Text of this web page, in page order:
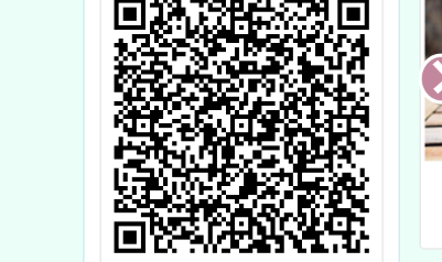
部國民及學前
請國立臺灣師
辦理「114至
台灣休閒農業發展協會
於115年7月至8月間辦
理「教師食農體驗交流